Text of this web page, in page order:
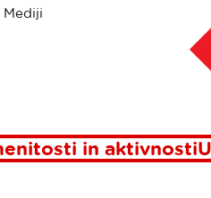
Mediji
in aktivnosti